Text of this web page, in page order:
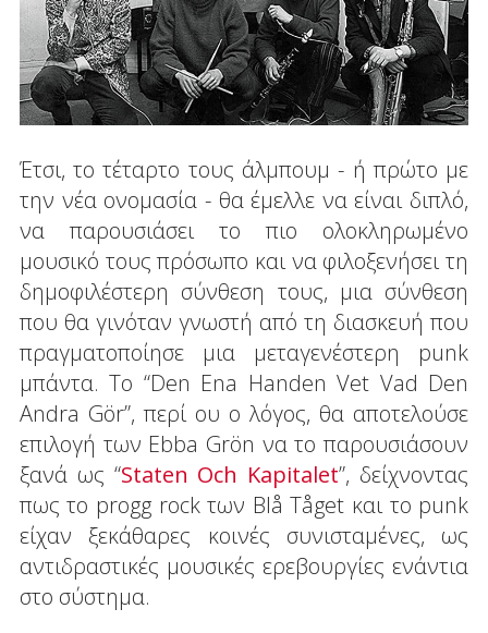
Έτσι, το τέταρτο τους άλμπουμ - ή πρώτο με
την νέα ονομασία - θα έμελλε να είναι διπλό,
να παρουσιάσει το πιο ολοκληρωμένο
μουσικό τους πρόσωπο και να φιλοξενήσει τη
δημοφιλέστερη σύνθεση τους, μια σύνθεση
που θα γινόταν γνωστή από τη διασκευή που
πραγματοποίησε μια μεταγενέστερη punk
μπάντα. Το “Den Ena Handen Vet Vad Den
Andra Gör”, περί ου ο λόγος, θα αποτελούσε
επιλογή των Ebba Grön να το παρουσιάσουν
ξανά ως “Staten Och Kapitalet”, δείχνοντας
πως το progg rock των Blå Tåget και το punk
είχαν ξεκάθαρες κοινές συνισταμένες, ως
αντιδραστικές μουσικές ερεβουργίες ενάντια
στο σύστημα.